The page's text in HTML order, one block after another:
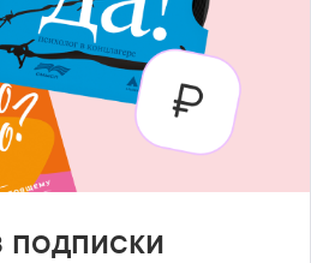
подписки